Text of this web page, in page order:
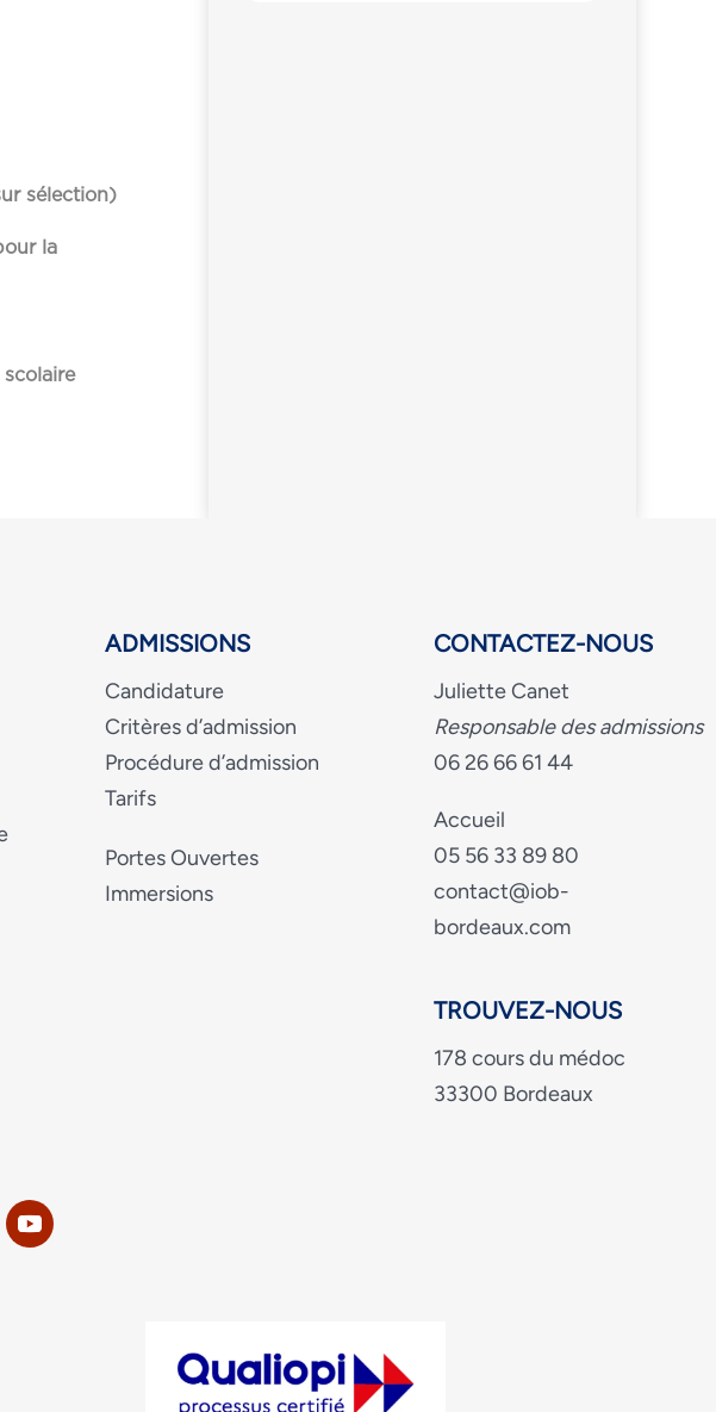
sélection)
la
scolaire
ADMISSIONS
Candidature
Critères d’admission
Procédure d’admission
Tarifs
Portes Ouvertes
Immersions
CONTACTEZ-NOUS
Juliette Canet
Responsable des admissions
06 26 66 61 44
Accueil
05 56 33 89 80
contact@iob-
bordeaux.com
TROUVEZ-NOUS
178 cours du médoc
33300 Bordeaux